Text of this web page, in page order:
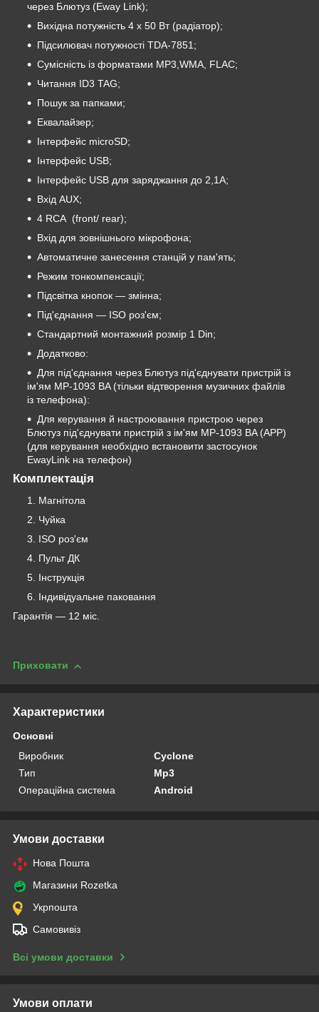
через Блютуз (Eway Link);
Вихідна потужність 4 х 50 Вт (радіатор);
Підсилювач потужності TDA-7851;
Сумісність із форматами MP3,WMA, FLAC;
Читання ID3 TAG;
Пошук за папками;
Еквалайзер;
Інтерфейс microSD;
Інтерфейс USB;
Інтерфейс USB для заряджання до 2,1А;
Вхід AUX;
4 RCA (front/ rear);
Вхід для зовнішнього мікрофона;
Автоматичне занесення станцій у пам'ять;
Режим тонкомпенсації;
Підсвітка кнопок — змінна;
Під'єднання — ISO роз'єм;
Стандартний монтажний розмір 1 Din;
Додатково:
Для під'єднання через Блютуз під'єднувати пристрій із
ім'ям MP-1093 BA (тільки відтворення музичних файлів
із телефона):
Для керування й настроювання пристрою через
Блютуз під'єднувати пристрій з ім'ям MP-1093 BA (APP)
(для керування необхідно встановити застосунок
EwayLink на телефон)
Комплектація
Магнітола
Чуйка
ISO роз'єм
Пульт ДК
Інструкція
Індивідуальне паковання
Гарантія — 12 міс.
Приховати
Характеристики
Основні
Виробник
Cyclone
Тип
Mp3
Операційна система
Android
Умови доставки
Нова Пошта
Магазини Rozetka
Укрпошта
Самовивіз
Всі умови доставки
Умови оплати